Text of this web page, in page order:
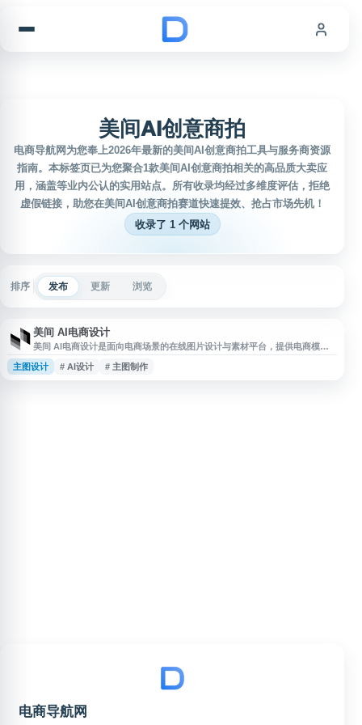
美间AI创意商拍
电商导航网为您奉上2026年最新的美间AI创意商拍工具与服务商资源
指南。本标签页已为您聚合1款美间AI创意商拍相关的高品质大卖应
用，涵盖等业内公认的实用站点。所有收录均经过多维度评估，拒绝
虚假链接，助您在美间AI创意商拍赛道快速提效、抢占市场先机！
收录了 1 个网站
排序 发布 更新 浏览
美间 AI电商设计
美间 AI电商设计是面向电商场景的在线图片设计与素材平台，提供电商模
板、主图、头图、设计素材和图片资源等内容。用户可基于模板进行在线编
辑、制作与下载，适用于商品展示、店铺装修、营销活动等电商视觉设计需
主图设计 # AI设计 # 主图制作
电商导航网